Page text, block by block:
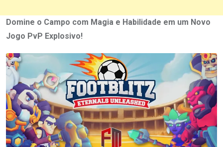
Domine o Campo com Magia e Habilidade em um Novo
Jogo PvP Explosivo!